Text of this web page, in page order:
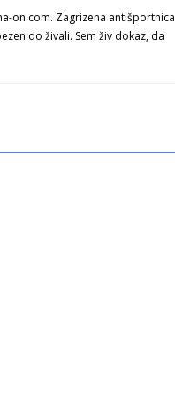
on.com. Zagrizena antišportnica
do živali. Sem živ dokaz, da